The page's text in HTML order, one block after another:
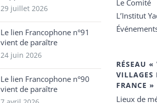
29 juillet 2026
Le lien Francophone n°91
vient de paraître
24 juin 2026
Le lien Francophone n°90
vient de paraître
Le Comité
L’Institut
RÉSEAU «
VILLAGES
FRANCE »
Lieux de